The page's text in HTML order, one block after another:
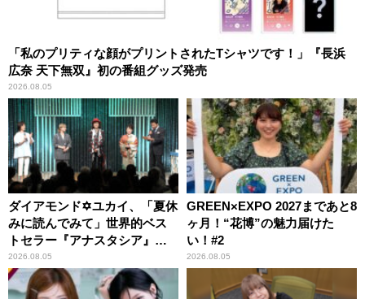
「私のプリティな顔がプリントされたTシャツです！」『長浜
広奈 天下無双』初の番組グッズ発売
2026.08.05
ダイアモンド✡ユカイ、「夏休
みに読んでみて」世界的ベス
トセラー『アナスタシア』を
紹介
2026.08.05
GREEN×EXPO 2027まであと8
ヶ月！“花博”の魅力届けた
い！#2
2026.08.05